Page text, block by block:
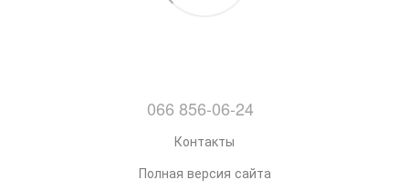
066 856-06-24
Контакты
Полная версия сайта